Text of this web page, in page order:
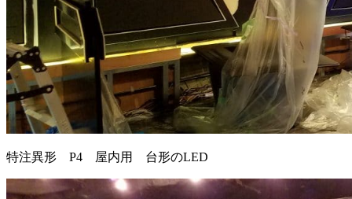
特注異形 P4 屋内用 台形のLED